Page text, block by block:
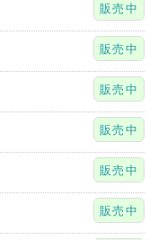
販売中
販売中
販売中
販売中
販売中
販売中